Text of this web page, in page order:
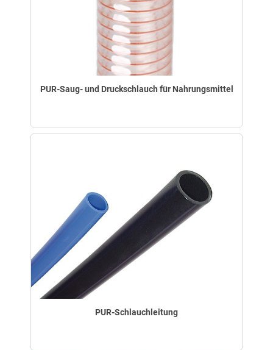
PUR-Saug- und Druckschlauch für Nahrungsmittel
PUR-Schlauchleitung